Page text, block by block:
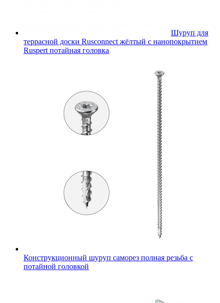
Шуруп для
террасной доски Rusconnect жёлтый с нанопокрытием
Ruspert потайная головка
Конструкционный шуруп саморез полная резьба с
потайной головкой